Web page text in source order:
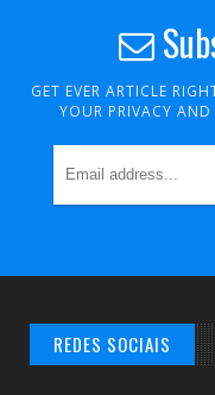
GET EVER ARTICLE
YOUR PRIVACY
REDES SOCIAIS